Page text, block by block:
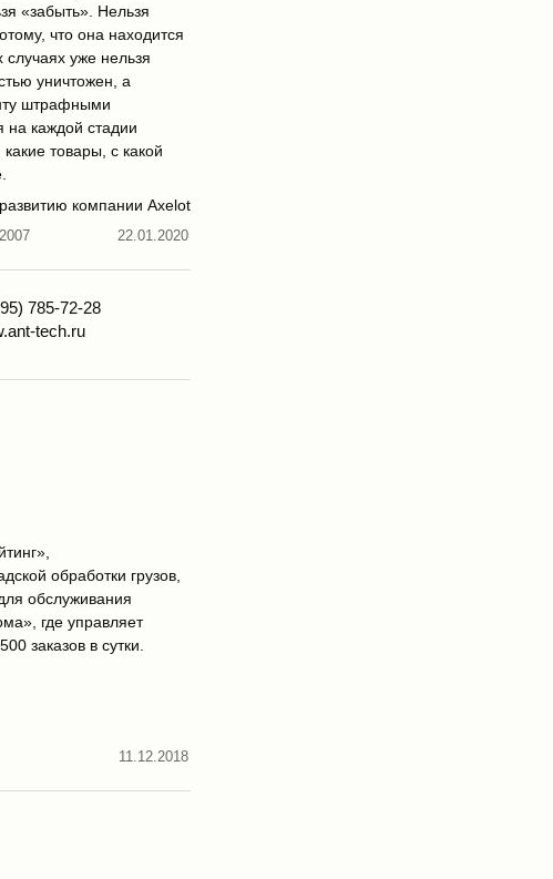
«забыть». Нельзя
что она находится
уже нельзя
уничтожен, а
штрафными
на каждой стадии
товары, с какой
компании Axelot
22.01.2020
785-72-28
tech.ru
обработки грузов,
обслуживания
где управляет
заказов в сутки.
11.12.2018